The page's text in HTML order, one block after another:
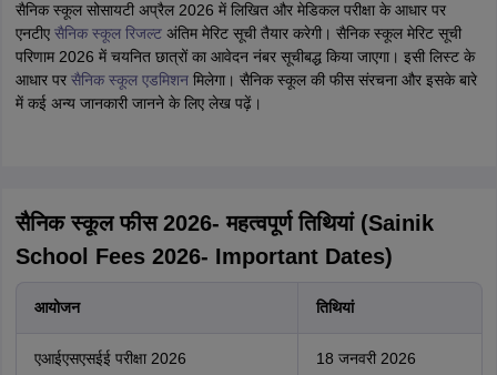
सैनिक स्कूल सोसायटी अप्रैल 2026 में लिखित और मेडिकल परीक्षा के आधार पर
एनटीए सैनिक स्कूल रिजल्टअंतिम मेरिट सूची तैयार करेगी। सैनिक स्कूल मेरिट सूची
परिणाम 2026 में चयनित छात्रों का आवेदन नंबर सूचीबद्ध किया जाएगा। इसी लिस्ट के
आधार पर सैनिक स्कूल एडमिशनमिलेगा। सैनिक स्कूल की फीस संरचना और इसके बारे
में कई अन्य जानकारी जानने के लिए लेख पढ़ें।
सैनिक स्कूल फीस 2026- महत्वपूर्ण तिथियां (Sainik
School Fees 2026- Important Dates)
आयोजन तिथियां
एआईएसएसईई परीक्षा 2026 18 जनवरी 2026